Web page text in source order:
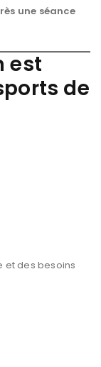
une séance
est
de
et des besoins